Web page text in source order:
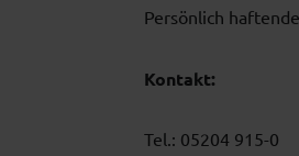
Persönlich
Kontakt:
Tel.: 05204 915-0